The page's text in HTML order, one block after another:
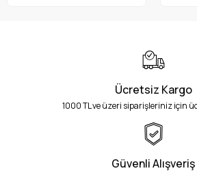
Ücretsiz Kargo
1000 TL ve üzeri siparişleriniz için
Güvenli Alışveriş